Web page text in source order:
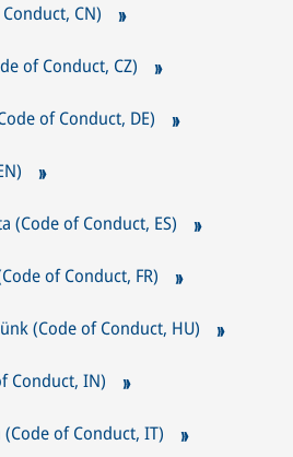
CN)
of Conduct, CZ)
of Conduct, DE)
(Code of Conduct, ES)
of Conduct, FR)
(Code of Conduct, HU)
Conduct, IN)
of Conduct, IT)